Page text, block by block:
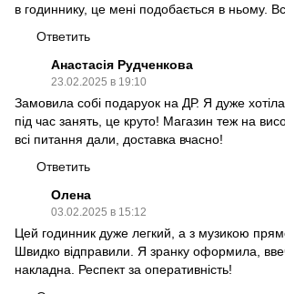
в годиннику, це мені подобається в ньому.
Ответить
Анастасія Рудченкова
23.02.2025 в 19:10
Замовила собі подаруок на ДР. Я дуже
під час занять, це круто! Магазин теж на
всі питання дали, доставка вчасно!
Ответить
Олена
03.02.2025 в 15:12
Цей годинник дуже легкий, а з музикою
Швидко відправили. Я зранку оформила,
накладна. Респект за оперативність!